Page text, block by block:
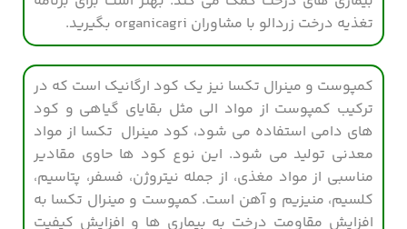
تغذیه درخت زردالو با مشاوران organicagri بگیرید.
کمپوست و مینرال تکسا نیز یک کود ارگانیک است که در
ترکیب کمپوست از مواد الی مثل بقایای گیاهی و کود
های دامی استفاده می شود، کود مینرال تکسا از مواد
معدنی تولید می شود. این نوع کود ها حاوی مقادیر
مناسبی از مواد مغذی، از جمله نیتروژن، فسفر، پتاسیم،
کلسیم، منیزیم و آهن است. کمپوست و مینرال تکسا به
افزایش مقاومت درخت به بیماری ها و افزایش کیفیت